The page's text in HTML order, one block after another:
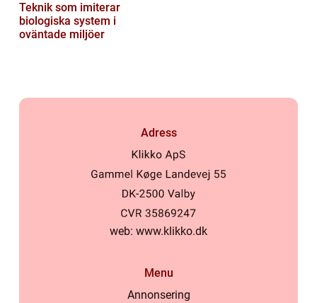
Teknik som imiterar
biologiska system i
oväntade miljöer
Adress
web: www.klikko.dk
Menu
Annonsering